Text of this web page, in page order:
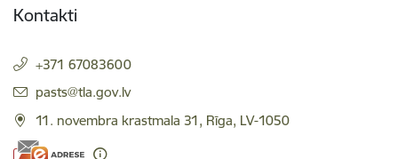
Kontakti
+371 67083600
E-pasts:
pasts@tla.gov.lv
11. novembra krastmala 31, Rīga, LV-1050